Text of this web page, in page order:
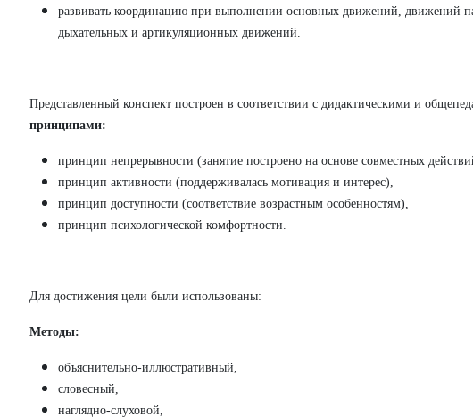
развивать координацию при выполнении основных движений, движений
дыхательных и артикуляционных движений.
Представленный конспект построен в соответствии с дидактическими и
принципами:
принцип непрерывности (занятие построено на основе совместных
принцип активности (поддерживалась мотивация и интерес),
принцип доступности (соответствие возрастным особенностям),
принцип психологической комфортности.
Для достижения цели были использованы:
Методы:
объяснительно-иллюстративный,
словесный,
наглядно-слуховой,